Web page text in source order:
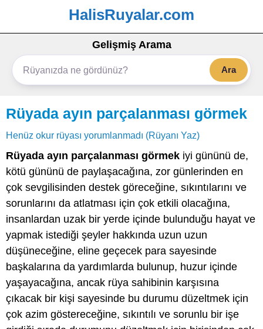
HalisRuyalar.com
Gelişmiş Arama
Ara
Rüyada ayın parçalanması görmek
Henüz okur rüyası yorumlanmadı (Rüyanı Yaz)
Rüyada ayın parçalanması görmek iyi gününü de,
kötü gününü de paylaşacağına, zor günlerinden en
çok sevgilisinden destek göreceğine, sıkıntılarını ve
sorunlarını da atlatması için çok etkili olacağına,
insanlardan uzak bir yerde içinde bulunduğu hayat ve
yapmak istediği şeyler hakkında uzun uzun
düşüneceğine, eline geçecek para sayesinde
başkalarına da yardımlarda bulunup, huzur içinde
yaşayacağına, ancak rüya sahibinin karşısına
çıkacak bir kişi sayesinde bu durumu düzeltmek için
çok azim göstereceğine, sıkıntılı ve sorunlu bir işe